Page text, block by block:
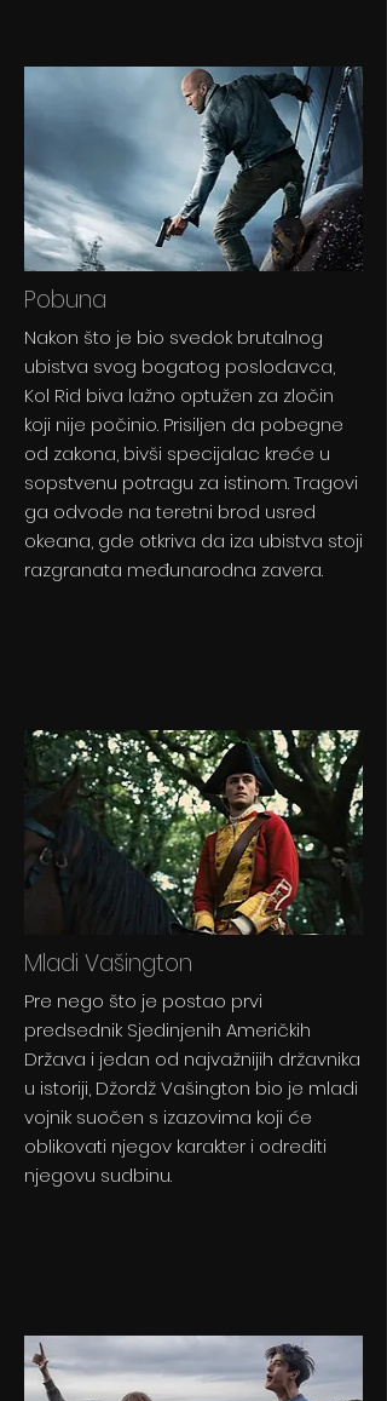
Pobuna
Nakon što je bio svedok brutalnog
ubistva svog bogatog poslodavca,
Kol Rid biva lažno optužen za zločin
koji nije počinio. Prisiljen da pobegne
od zakona, bivši specijalac kreće u
sopstvenu potragu za istinom. Tragovi
ga odvode na teretni brod usred
okeana, gde otkriva da iza ubistva stoji
razgranata međunarodna zavera.
Mladi Vašington
Pre nego što je postao prvi
predsednik Sjedinjenih Američkih
Država i jedan od najvažnijih državnika
u istoriji, Džordž Vašington bio je mladi
vojnik suočen s izazovima koji će
oblikovati njegov karakter i odrediti
njegovu sudbinu.